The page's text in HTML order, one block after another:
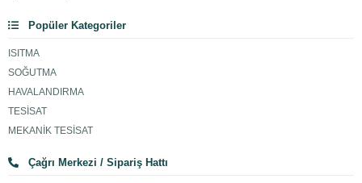
Popüler Kategoriler
ISITMA
SOĞUTMA
HAVALANDIRMA
TESİSAT
MEKANİK TESİSAT
Çağrı Merkezi / Sipariş Hattı